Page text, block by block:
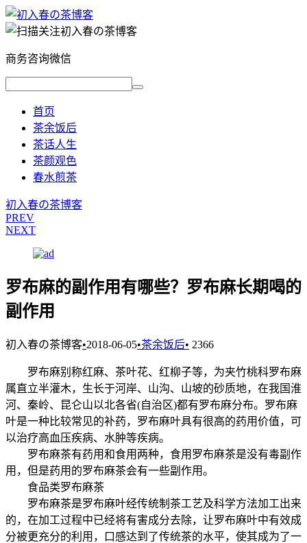
商务咨询微信
首页
茶余饭后
茶话人生
茶颜观色
春水煎茶
初入春の茶博客
PREV
NEXT
罗布麻的副作用有哪些？罗布麻长期喝的
副作用
初入春の茶博客•2018-06-05•茶余饭后• 2366
罗布麻别称红麻、茶叶花、红柳子等，为夹竹桃科罗布麻
属直立半灌木，生长于河岸、山沟、山坡的砂质地，在我国淮
河、秦岭、昆仑山以北各省(自治区)都有罗布麻分布。罗布麻
叶是一种比较常见的补药，罗布麻叶具有很高的药用价值，可
以治疗高血压疾病、水肿等疾病。
罗布麻茶有药用和食用两种，食用罗布麻茶是没有毒副作
用，但是药用的罗布麻茶会有一些副作用。
食品类罗布麻茶
罗布麻茶是罗布麻叶经传统制茶工艺及科学方法加工出来
的，在加工过程中已经将有害成分去除，让罗布麻叶中有效成
分被更充分的利用，口感达到了传统茶的水平，使其成为了一